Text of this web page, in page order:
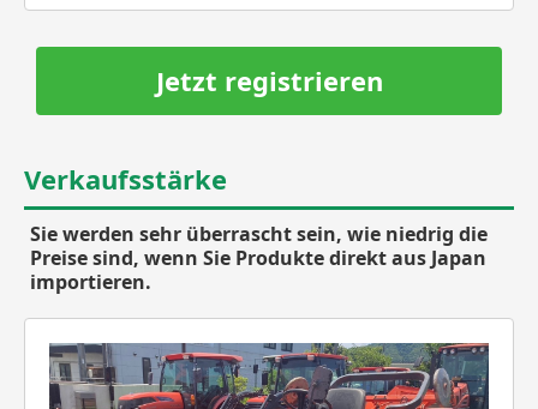
Jetzt registrieren
Verkaufsstärke
Sie werden sehr überrascht sein, wie niedrig die
Preise sind, wenn Sie Produkte direkt aus Japan
importieren.